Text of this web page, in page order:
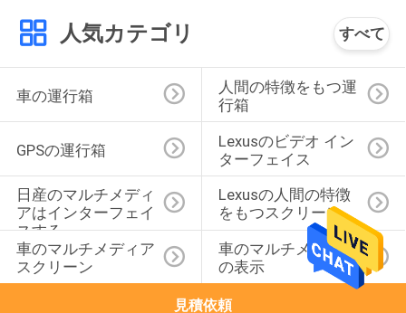
人気カテゴリ すべて
車の運行箱
人間の特徴をもつ運
行箱
GPSの運行箱
Lexusのビデオ イン
ターフェイス
日産のマルチメディ
アはインターフェイ
スする
Lexusの人間の特徴
をもつスクリーン
車のマルチメディア
スクリーン
車のマルチメディア
の表示
見積依頼